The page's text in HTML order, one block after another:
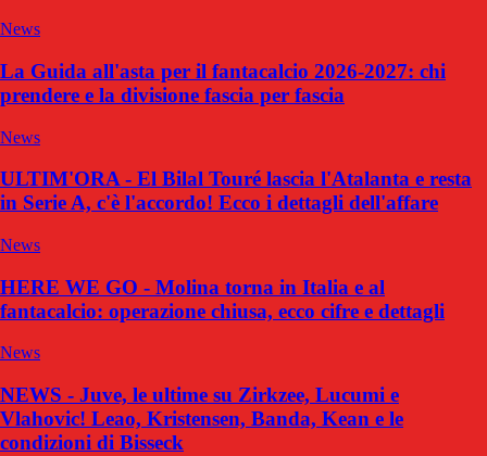
News
La Guida all'asta per il fantacalcio 2026-2027: chi
prendere e la divisione fascia per fascia
News
ULTIM'ORA - El Bilal Touré lascia l'Atalanta e resta
in Serie A, c'è l'accordo! Ecco i dettagli dell'affare
News
HERE WE GO - Molina torna in Italia e al
fantacalcio: operazione chiusa, ecco cifre e dettagli
News
NEWS - Juve, le ultime su Zirkzee, Lucumi e
Vlahovic! Leao, Kristensen, Banda, Kean e le
condizioni di Bisseck